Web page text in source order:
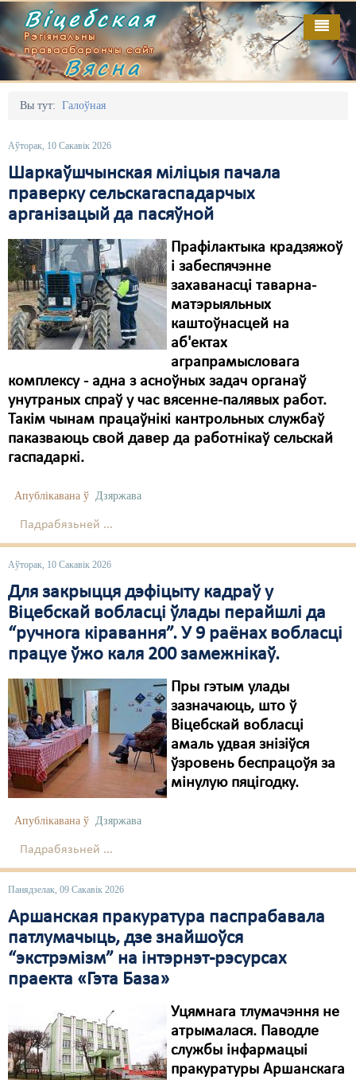
Віцебская
Рэгіянальны
праваабарончы сайт
Вясна
Вы тут: Галоўная
Аўторак, 10 Сакавік 2026
Шаркаўшчынская міліцыя пачала
праверку сельскагаспадарчых
арганізацый да пасяўной
Прафілактыка крадзяжоў
і забеспячэнне
захаванасці таварна-
матэрыяльных
каштоўнасцей на
аб'ектах
аграпрамысловага
комплексу - адна з асноўных задач органаў
унутраных спраў у час вясенне-палявых работ.
Такім чынам працаўнікі кантрольных службаў
паказваюць свой давер да работнікаў сельскай
гаспадаркі.
Апублікавана ў Дзяржава
Падрабязьней ...
Аўторак, 10 Сакавік 2026
Для закрыцця дэфіцыту кадраў у
Віцебскай вобласці ўлады перайшлі да
“ручнога кіравання”. У 9 раёнах вобласці
працуе ўжо каля 200 замежнікаў.
Пры гэтым улады
зазначаюць, што ў
Віцебскай вобласці
амаль удвая знізіўся
ўзровень беспрацоўя за
мінулую пяцігодку.
Апублікавана ў Дзяржава
Падрабязьней ...
Панядзелак, 09 Сакавік 2026
Аршанская пракуратура паспрабавала
патлумачыць, дзе знайшоўся
“экстрэмізм” на інтэрнэт-рэсурсах
праекта «Гэта База»
Уцямнага тлумачэння не
атрымалася. Паводле
службы інфармацыі
пракуратуры Аршанскага
Галоўная
Адміністрацыйны перасьлед
Безбар'ернае асяродзьдзе
Выбары
Дзяржава
Дыскрымінацыя
Затрыманьні
Культурныя правы
ЛПП
Мірныя сходы
Палітвязьні
Правы дзіцяці
Пэнітэнцыярная сыстэма
Распальваньне варожасьці
Рознае
Свабода слова
Свабода сумленьня
Экалёгія
Сацыяльныя правы
Выданьні
Кантакт
Пра нас